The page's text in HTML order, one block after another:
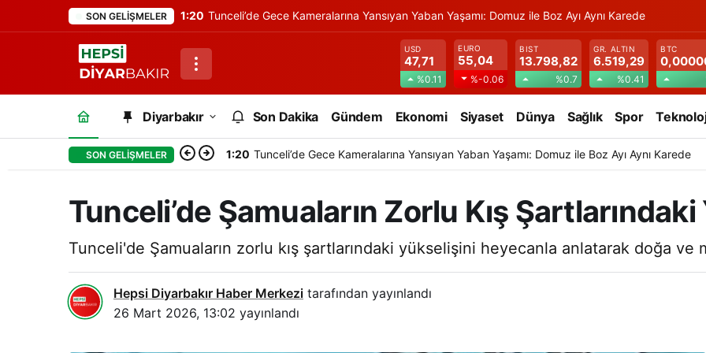
SON GELIŞMELER 1:20 Tunceli’de Gece Kameralarına Yansıyan Yaban Yaşamı: Domuz ile Boz Ayı Aynı Karede
USD
47,71
%0.11
EURO
55,04
%-0.06
BIST
13.798,82
%0.7
GR. ALTIN
6.519,29
%0.41
BTC
Diyarbakır Son Dakika Gündem Ekonomi Siyaset Dünya Sağlık Spor
SON GELIŞMELER 1:20 Tunceli’de Gece Kameralarına Yansıyan Yaban Yaşamı: Domuz ile Boz Ayı Aynı Karede
Tunceli’de Şamuaların Zorlu Kış
Tunceli'de Şamuaların zorlu kış şartlarındaki yükselişini heyecanla anlatarak doğa
Hepsi Diyarbakır Haber Merkezi tarafından yayınlandı
26 Mart 2026, 13:02 yayınlandı